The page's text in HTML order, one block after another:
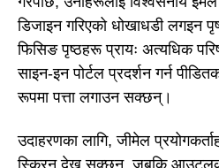
डिजाइन गरिएको धोखाधडी लगइन
फिसिङ पृष्ठहरू प्रायः अत्यधिक
साइन-इन पोर्टल प्रदर्शन गर्न
रूपमा पत्ता लगाउन सक्छन्।
उदाहरणका लागि, जीमेल
स्क्रिन देख्न सक्छन्, जबकि आउटलुक